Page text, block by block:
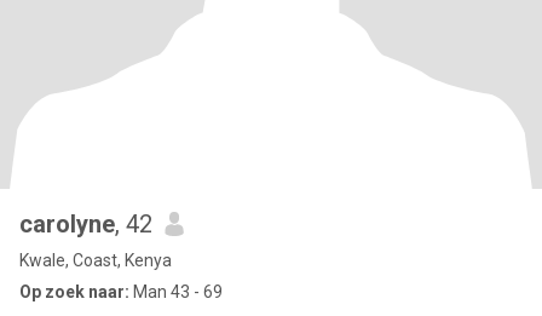
carolyne, 42
Kwale, Coast, Kenya
Op zoek naar: Man 43 - 69